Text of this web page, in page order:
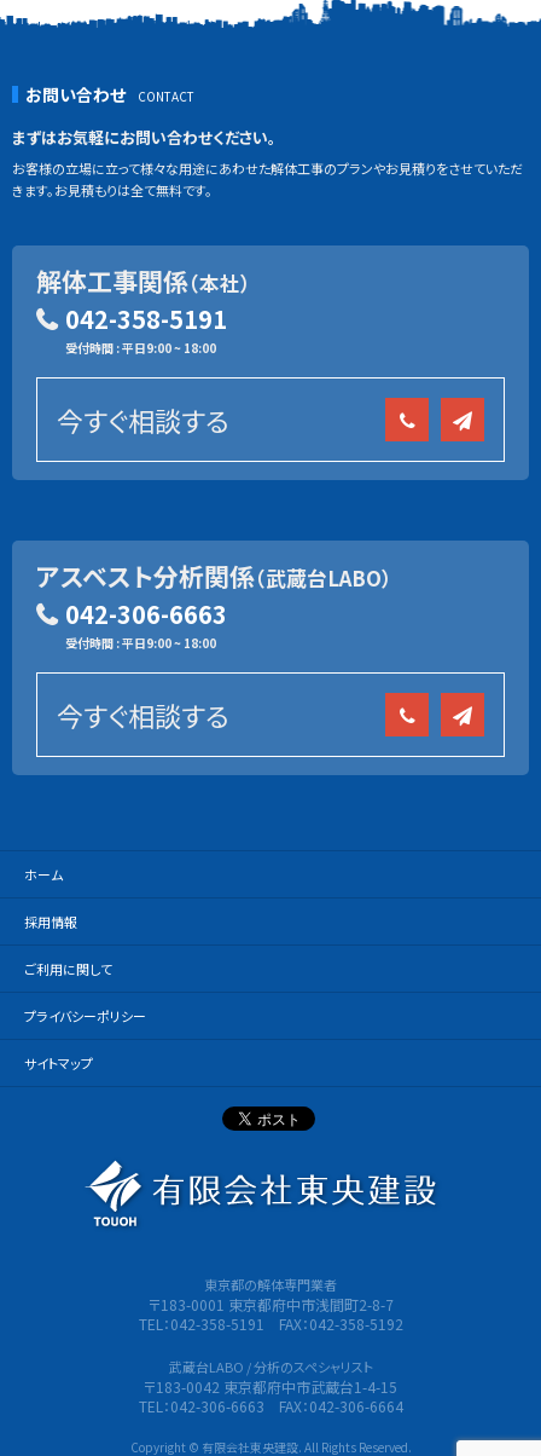
お問い合わせ
まずはお気軽にお問い合わせください。
お客様の立場に立って様々な用途にあわせた解体工事のプランやお見積りをさせていただ
きます。お見積もりは全て無料です。
解体工事関係（本社）
042-358-5191
受付時間 : 平日9:00 ~ 18:00
今すぐ相談する
アスベスト分析関係（武蔵台LABO）
042-306-6663
受付時間 : 平日9:00 ~ 18:00
今すぐ相談する
ホーム
採用情報
ご利用に関して
プライバシーポリシー
サイトマップ
東京都の解体専門業者
〒183-0001 東京都府中市浅間町2-8-7
TEL：042-358-5191 FAX：042-358-5192
武蔵台LABO / 分析のスペシャリスト
〒183-0042 東京都府中市武蔵台1-4-15
TEL：042-306-6663 FAX：042-306-6664
Copyright © 有限会社東央建設. All Rights Reserved.